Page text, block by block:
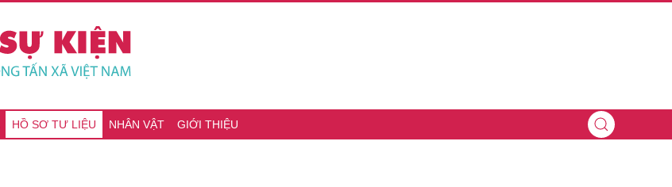
HỒ SƠ TƯ LIỆU NHÂN VẬT GIỚI THIỆU